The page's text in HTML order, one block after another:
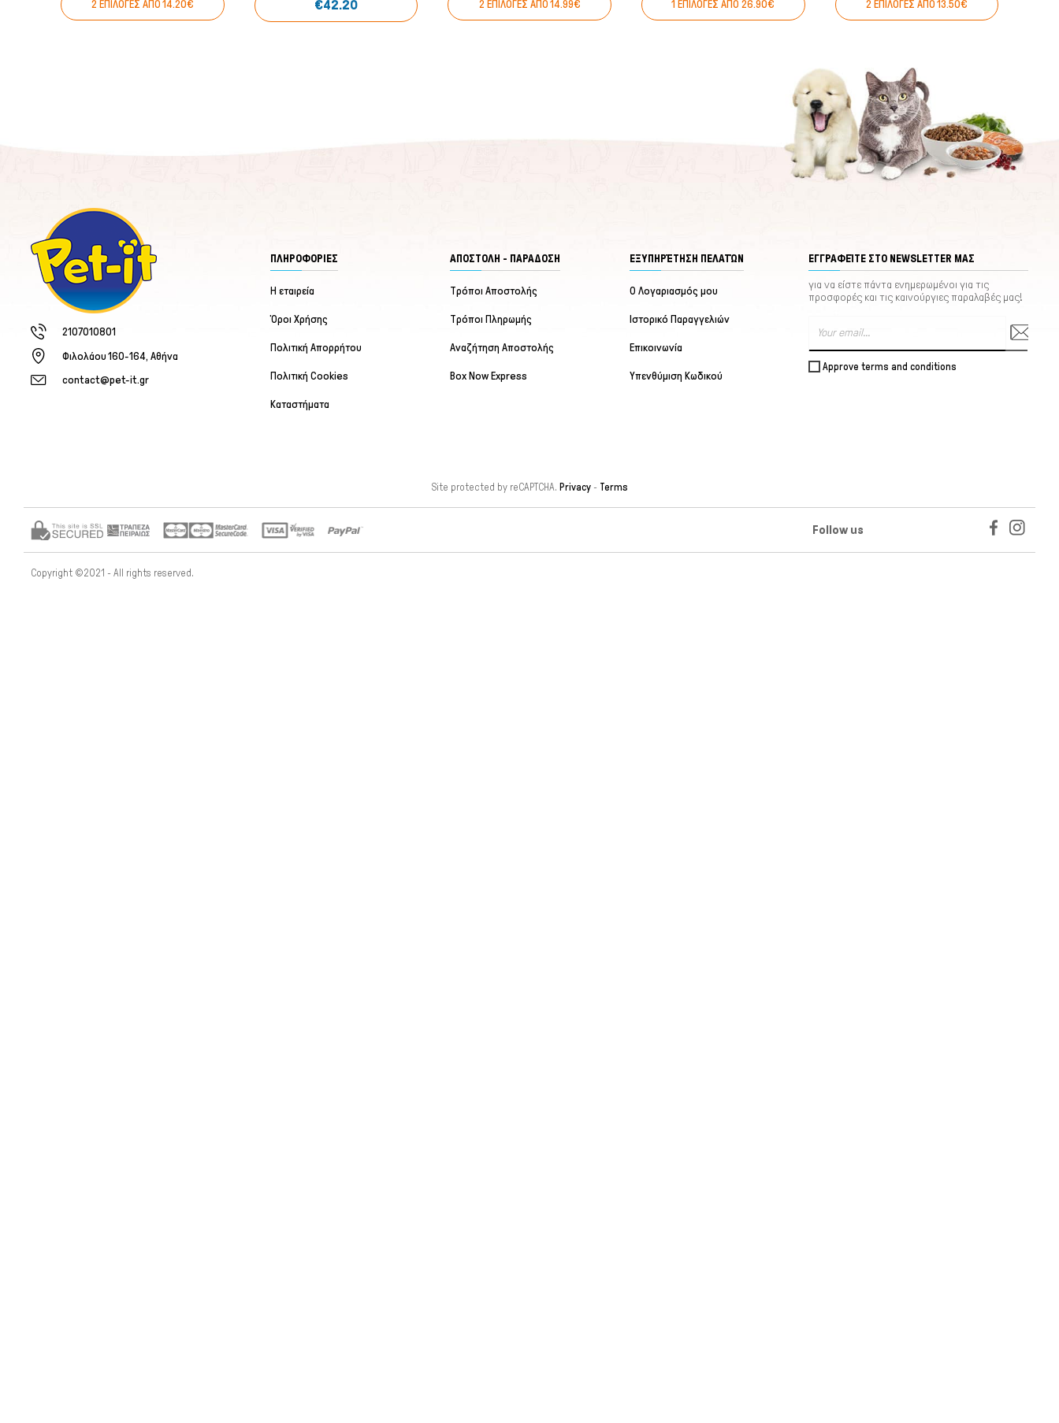
2 ΕΠΙΛΟΓΕΣ ΑΠΟ 14.20€ €42.20 2 ΕΠΙΛΟΓΕΣ ΑΠΟ 14.99€ 1 ΕΠΙΛΟΓΕΣ ΑΠΟ 26.90€ 2 ΕΠΙΛΟΓΕΣ ΑΠΟ 13.50€
2107010801
Φιλολάου 160-164, Αθήνα
contact@pet-it.gr
ΠΛΗΡΟΦΟΡΙΕΣ
Η εταιρεία
Όροι Χρήσης
Πολιτική Απορρήτου
Πολιτική Cookies
Καταστήματα
ΑΠΟΣΤΟΛΗ - ΠΑΡΑΔΟΣΗ
Τρόποι Αποστολής
Τρόποι Πληρωμής
Αναζήτηση Αποστολής
Box Now Express
ΕΞΥΠΗΡΈΤΗΣΗ ΠΕΛΑΤΏΝ
Ο Λογαριασμός μου
Ιστορικό Παραγγελιών
Επικοινωνία
Υπενθύμιση Κωδικού
ΕΓΓΡΑΦΕΊΤΕ ΣΤΟ NEWSLETTER ΜΑΣ
για να είστε πάντα ενημερωμένοι για τις
προσφορές και τις καινούργιες παραλαβές μας!
Approve terms and conditions
Site protected by reCAPTCHA. Privacy- Terms
Follow us
Copyright ©2021 - All rights reserved.